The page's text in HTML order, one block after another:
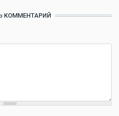
КОММЕНТАРИЙ